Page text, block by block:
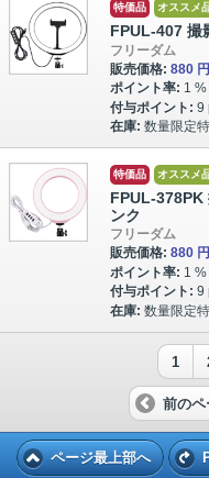
特価品 オススメ
FPUL-407 撮
フリーダム
販売価格: 880 円
ポイント率: 1 %
付与ポイント: 9
在庫: 数量限定特
特価品 オススメ
FPUL-378PK
ンク
フリーダム
販売価格: 880 円
ポイント率: 1 %
付与ポイント: 9
在庫: 数量限定特
1
前のペ
ページ最上部へ